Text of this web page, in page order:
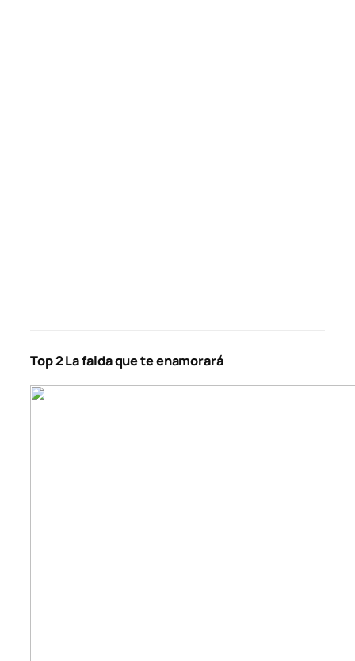
Top 2 La falda que te enamorará